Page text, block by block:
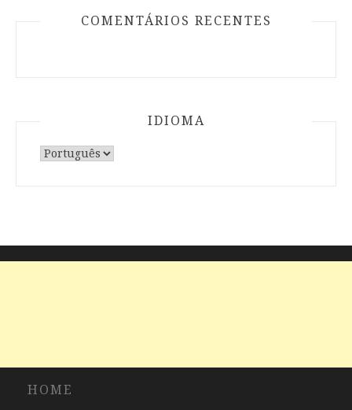
COMENTÁRIOS RECENTES
IDIOMA
Escolha
HOME